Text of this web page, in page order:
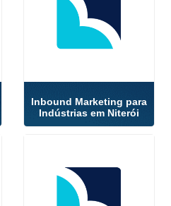
Inbound Marketing para
Indústrias em Niterói